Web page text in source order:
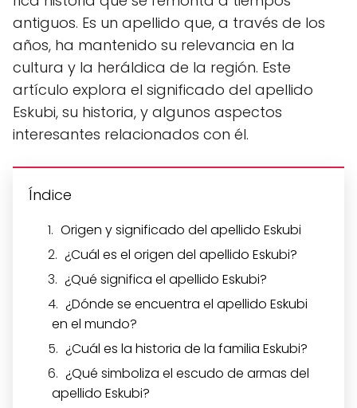
antiguos. Es un apellido que, a través de los
años, ha mantenido su relevancia en la
cultura y la heráldica de la región. Este
artículo explora el significado del apellido
Eskubi, su historia, y algunos aspectos
interesantes relacionados con él.
Índice
Origen y significado del apellido Eskubi
¿Cuál es el origen del apellido Eskubi?
¿Qué significa el apellido Eskubi?
¿Dónde se encuentra el apellido Eskubi
en el mundo?
¿Cuál es la historia de la familia Eskubi?
¿Qué simboliza el escudo de armas del
apellido Eskubi?